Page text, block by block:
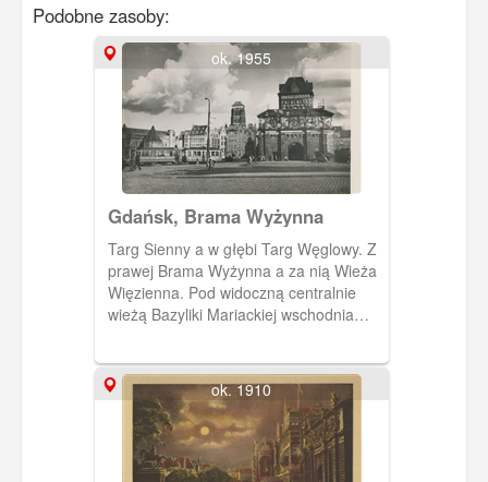
Podobne zasoby:
ok. 1955
Gdańsk, Brama Wyżynna
Targ Sienny a w głębi Targ Węglowy. Z
prawej Brama Wyżynna a za nią Wieża
Więzienna. Pod widoczną centralnie
wieżą Bazyliki Mariackiej wschodnia
zachodniej stronie. Po lewej stronie
Baszta Słomiana i Wielka Zbrojownia.
ok. 1910